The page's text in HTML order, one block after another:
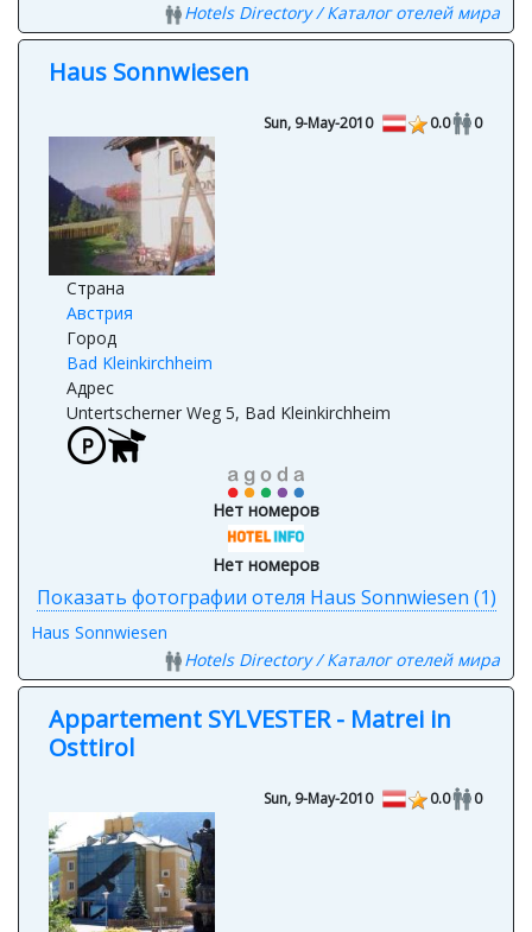
Hotels Directory / Каталог отелей мира
Haus Sonnwiesen
Sun, 9-May-2010 0.0 0
Страна
Австрия
Город
Bad Kleinkirchheim
Адрес
Untertscherner Weg 5, Bad Kleinkirchheim
Нет номеров
Нет номеров
Показать фотографии отеля Haus Sonnwiesen (1)
Haus Sonnwiesen
Hotels Directory / Каталог отелей мира
Appartement SYLVESTER - Matrei in
Osttirol
Sun, 9-May-2010 0.0 0